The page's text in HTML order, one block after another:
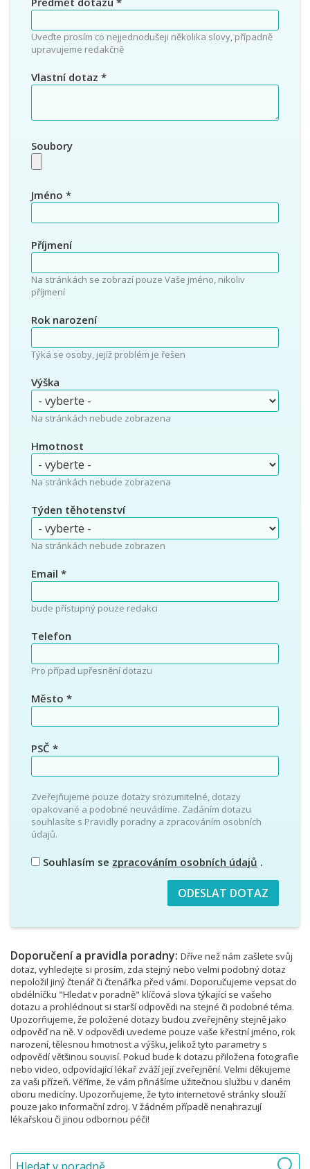
Uveďte prosím co nejjednodušeji několika slovy, případně
upravujeme redakčně
Vlastní dotaz *
Soubory
Jméno *
Příjmení
Na stránkách se zobrazí pouze Vaše jméno, nikoliv
příjmení
Rok narození
Týká se osoby, jejíž problém je řešen
Výška
Na stránkách nebude zobrazena
Hmotnost
Na stránkách nebude zobrazena
Týden těhotenství
Na stránkách nebude zobrazen
Email *
bude přístupný pouze redakci
Telefon
Pro případ upřesnění dotazu
Město *
PSČ *
Zveřejňujeme pouze dotazy srozumitelné, dotazy
opakované a podobné neuvádíme. Zadáním dotazu
souhlasíte s Pravidly poradny a zpracováním osobních
údajů.
Souhlasím se zpracováním osobních údajů .
Doporučení a pravidla poradny: Dříve než nám zašlete svůj
dotaz, vyhledejte si prosím, zda stejný nebo velmi podobný dotaz
nepoložil jiný čtenář či čtenářka před vámi. Doporučujeme vepsat do
obdélníčku "Hledat v poradně" klíčová slova týkající se vašeho
dotazu a prohlédnout si starší odpovědi na stejné či podobné téma.
Upozorňujeme, že položené dotazy budou zveřejněny stejně jako
odpověď na ně. V odpovědi uvedeme pouze vaše křestní jméno, rok
narození, tělesnou hmotnost a výšku, jelikož tyto parametry s
odpovědí většinou souvisí. Pokud bude k dotazu přiložena fotografie
nebo video, odpovídající lékař zváží její zveřejnění. Velmi děkujeme
za vaši přízeň. Věříme, že vám přinášíme užitečnou službu v daném
oboru medicíny. Upozorňujeme, že tyto internetové stránky slouží
pouze jako informační zdroj. V žádném případě nenahrazují
lékařskou či jinou odbornou péči!